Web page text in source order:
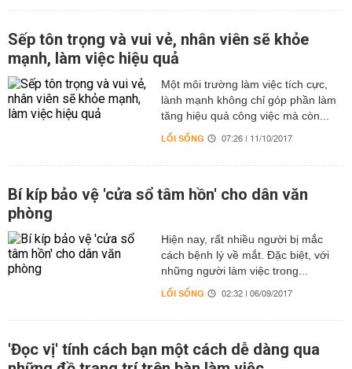
Sếp tôn trọng và vui vẻ, nhân viên sẽ khỏe
mạnh, làm việc hiệu quả
Một môi trường làm việc tích cực,
lành mạnh không chỉ góp phần làm
tăng hiệu quả công việc mà còn...
LỐI SỐNG 07:26 | 11/10/2017
Bí kíp bảo vệ 'cửa sổ tâm hồn' cho dân văn
phòng
Hiện nay, rất nhiều người bị mắc
cách bệnh lý về mắt. Đặc biệt, với
những người làm việc trong...
LỐI SỐNG 02:32 | 06/09/2017
'Đọc vị' tính cách bạn một cách dễ dàng qua